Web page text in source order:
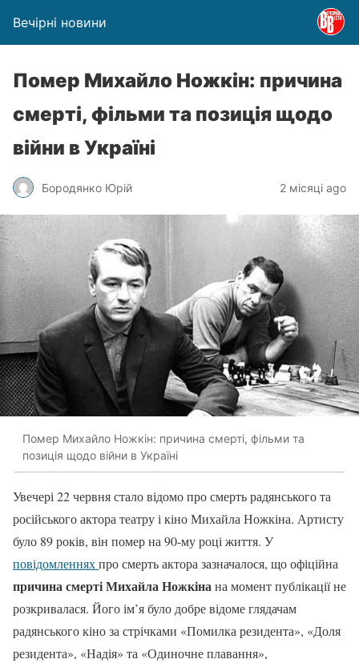
Вечірні новини
Помер Михайло Ножкін: причина
смерті, фільми та позиція щодо
війни в Україні
Бородянко Юрій 2 місяці ago
Помер Михайло Ножкін: причина смерті, фільми та
позиція щодо війни в Україні
Увечері 22 червня стало відомо про смерть радянського та
російського актора театру і кіно Михайла Ножкіна. Артисту
було 89 років, він помер на 90-му році життя. У
повідомленняхпро смерть актора зазначалося, що офіційна
причина смерті Михайла Ножкінана момент публікації не
розкривалася. Його ім’я було добре відоме глядачам
радянського кіно за стрічками «Помилка резидента», «Доля
резидента», «Надія» та «Одиночне плавання»,